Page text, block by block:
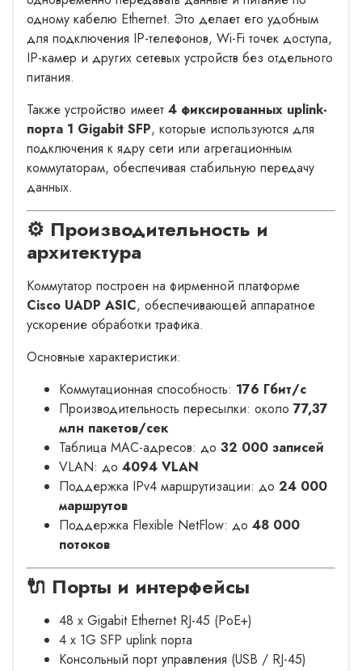
одному кабелю Ethernet. Это делает его удобным
для подключения IP-телефонов, Wi-Fi точек доступа,
IP-камер и других сетевых устройств без отдельного
питания.
Также устройство имеет 4 фиксированных uplink-
порта 1 Gigabit SFP, которые используются для
подключения к ядру сети или агрегационным
коммутаторам, обеспечивая стабильную передачу
данных.
⚙️ Производительность и
архитектура
Коммутатор построен на фирменной платформе
Cisco UADP ASIC, обеспечивающей аппаратное
ускорение обработки трафика.
Основные характеристики:
Коммутационная способность: 176 Гбит/с
Производительность пересылки: около 77,37
млн пакетов/сек
Таблица MAC-адресов: до 32 000 записей
VLAN: до 4094 VLAN
Поддержка IPv4 маршрутизации: до 24 000
маршрутов
Поддержка Flexible NetFlow: до 48 000
потоков
🔌 Порты и интерфейсы
48 x Gigabit Ethernet RJ-45 (PoE+)
4 x 1G SFP uplink порта
Консольный порт управления (USB / RJ-45)